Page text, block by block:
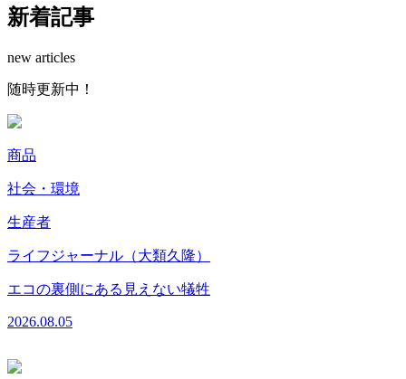
新着記事
new articles
随時更新中！
商品
社会・環境
生産者
ライフジャーナル（大類久隆）
エコの裏側にある見えない犠牲
2026.08.05